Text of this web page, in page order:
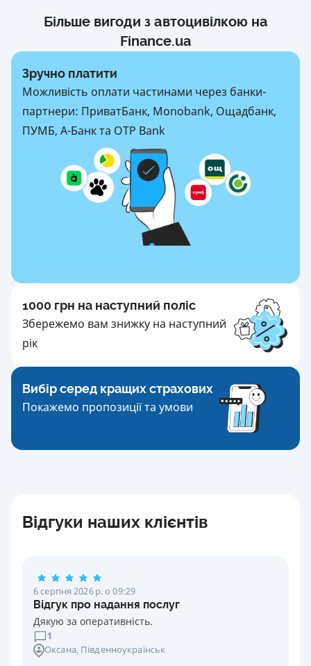
Більше вигоди з автоцивілкою на
Finance.ua
Зручно платити
Можливість оплати частинами через банки-
партнери: ПриватБанк, Monobank, Ощадбанк,
ПУМБ, А-Банк та OTP Bank
1000 грн на наступний поліс
Збережемо вам знижку на наступний
рік
Вибір серед кращих страхових
Покажемо пропозиції та умови
Відгуки наших клієнтів
6 серпня 2026 р. о 09:29
Відгук про надання послуг
Дякую за оперативність.
1
Оксана, Південноукраїнськ